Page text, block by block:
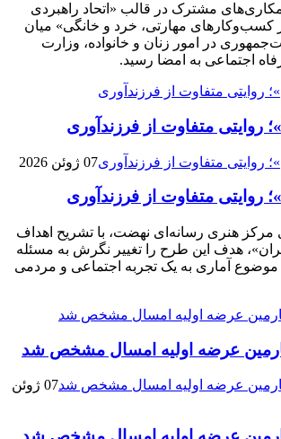
مشترک در قالب «اتحاد راهبردی
کسب‌وکارهای مهارتی، خرد و خانگی» میان
در امور زنان و خانواده، وزارت
اجتماعی به امضا رسید.
روایتی متفاوت از فرزندآوری
07 ژوئن 2026
روایتی متفاوت از فرزندآوری
مرکز هنری رسانه‌ای نهضت، با تشریح اهداف
هدف این طرح را تغییر نگرش به مسئله
آماری به یک تجربه اجتماعی و مردمی
عرضه اولیه امسال مشخص شد
07 ژوئن